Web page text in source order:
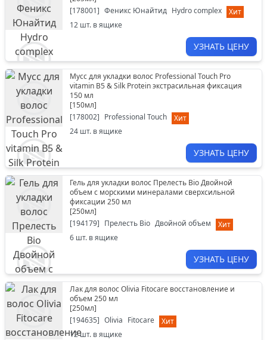
[178001] Феникс Юнайтид Hydro complex
Хит
12 шт. в ящике
УЗНАТЬ ЦЕНУ
Мусс для укладки волос Professional Touch Pro
vitamin B5 & Silk Protein экстрасильная фиксация
150 мл
[150мл]
[178002] Professional Touch
Хит
24 шт. в ящике
УЗНАТЬ ЦЕНУ
Гель для укладки волос Прелесть Bio Двойной
объем с морскими минералами сверхсильной
фиксации 250 мл
[250мл]
[194179] Прелесть Bio Двойной объем
Хит
6 шт. в ящике
УЗНАТЬ ЦЕНУ
Лак для волос Olivia Fitocare восстановление и
объем 250 мл
[250мл]
[194635] Olivia Fitocare
Хит
12шт. в ящике